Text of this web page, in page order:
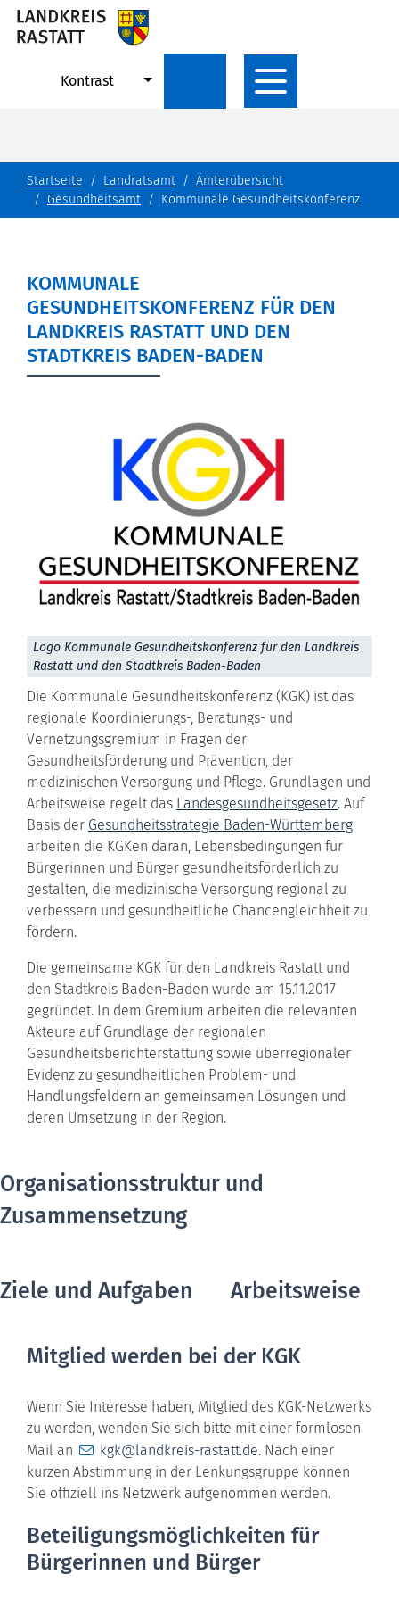
Kontrast
Startseite Landratsamt
Ämterübersicht
Gesundheitsamt
Kommunale Gesundheitskonferenz
KOMMUNALE
GESUNDHEITSKONFERENZ FÜR DEN
LANDKREIS RASTATT UND DEN
STADTKREIS BADEN-BADEN
Logo Kommunale Gesundheitskonferenz für den Landkreis
Rastatt und den Stadtkreis Baden-Baden
Die Kommunale Gesundheitskonferenz (KGK) ist das
regionale Koordinierungs-, Beratungs- und
Vernetzungsgremium in Fragen der
Gesundheitsförderung und Prävention, der
medizinischen Versorgung und Pflege. Grundlagen und
Arbeitsweise regelt das Landesgesundheitsgesetz. Auf
Basis der Gesundheitsstrategie Baden-Württemberg
arbeiten die KGKen daran, Lebensbedingungen für
Bürgerinnen und Bürger gesundheitsförderlich zu
gestalten, die medizinische Versorgung regional zu
verbessern und gesundheitliche Chancengleichheit zu
fördern.
Die gemeinsame KGK für den Landkreis Rastatt und
den Stadtkreis Baden-Baden wurde am 15.11.2017
gegründet. In dem Gremium arbeiten die relevanten
Akteure auf Grundlage der regionalen
Gesundheitsberichterstattung sowie überregionaler
Evidenz zu gesundheitlichen Problem- und
Handlungsfeldern an gemeinsamen Lösungen und
deren Umsetzung in der Region.
Organisationsstruktur und
Zusammensetzung
Ziele und Aufgaben Arbeitsweise
Mitglied werden bei der KGK
Wenn Sie Interesse haben, Mitglied des KGK-Netzwerks
zu werden, wenden Sie sich bitte mit einer formlosen
Mail an
kgk@landkreis-rastatt.de. Nach einer
kurzen Abstimmung in der Lenkungsgruppe können
Sie offiziell ins Netzwerk aufgenommen werden.
Beteiligungsmöglichkeiten für
Bürgerinnen und Bürger